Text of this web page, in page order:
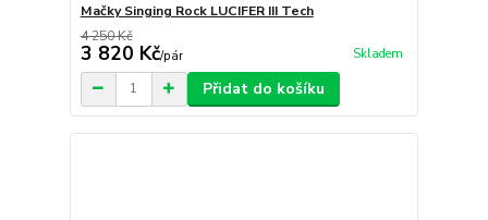
Mačky Singing Rock LUCIFER III Tech
4 250 Kč
3 820 Kč/pár Skladem
Přidat do košíku